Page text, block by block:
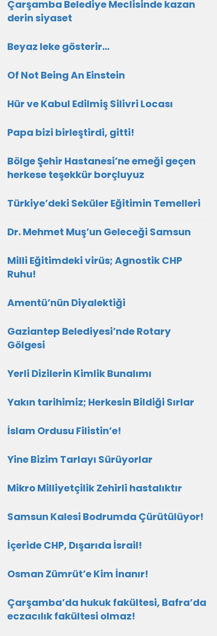
Çarşamba Belediye Meclisinde kazan
derin siyaset
Beyaz leke gösterir…
Of Not Being An Einstein
Hür ve Kabul Edilmiş Silivri Locası
Papa bizi birleştirdi, gitti!
Bölge Şehir Hastanesi’ne emeği geçen
herkese teşekkür borçluyuz
Türkiye’deki Seküler Eğitimin Temelleri
Dr. Mehmet Muş’un Geleceği Samsun
Milli Eğitimdeki virüs; Agnostik CHP
Ruhu!
Amentü’nün Diyalektiği
Gaziantep Belediyesi’nde Rotary
Gölgesi
Yerli Dizilerin Kimlik Bunalımı
Yakın tarihimiz; Herkesin Bildiği Sırlar
İslam Ordusu Filistin’e!
Yine Bizim Tarlayı Sürüyorlar
Mikro Milliyetçilik Zehirli hastalıktır
Samsun Kalesi Bodrumda Çürütülüyor!
İçeride CHP, Dışarıda İsrail!
Osman Zümrüt’e Kim İnanır!
Çarşamba’da hukuk fakültesi, Bafra’da
eczacılık fakültesi olmaz!